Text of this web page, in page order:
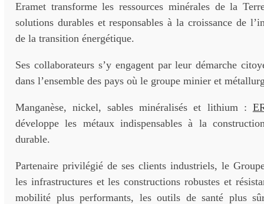
Eramet transforme les ressources minérales de la
solutions durables et responsables à la croissance de
de la transition énergétique.
Ses collaborateurs s’y engagent par leur démarche
dans l’ensemble des pays où le groupe minier et
Manganèse, nickel, sables minéralisés et lithium :
développe les métaux indispensables à la
durable.
Partenaire privilégié de ses clients industriels, le
les infrastructures et les constructions robustes et
mobilité plus performants, les outils de santé plus